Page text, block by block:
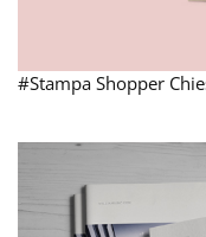
#Stampa Shopper